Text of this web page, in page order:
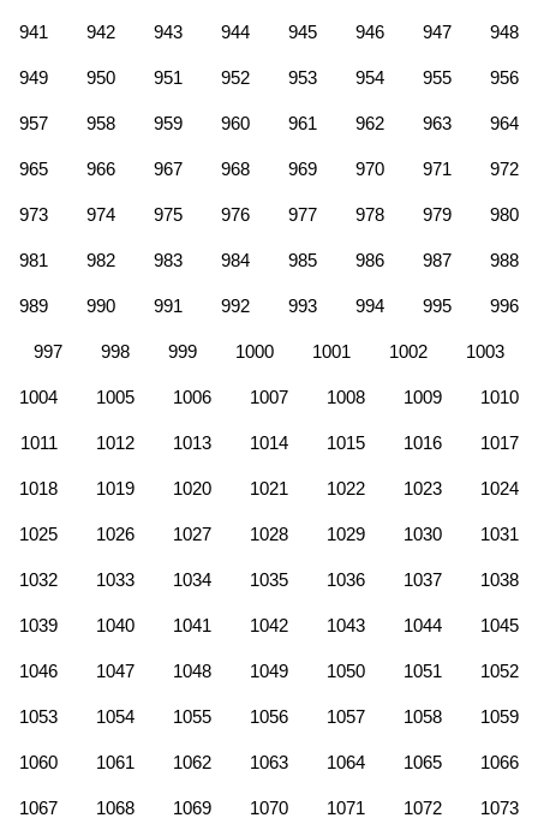
941 942 943 944 945 946 947 948
949 950 951 952 953 954 955 956
957 958 959 960 961 962 963 964
965 966 967 968 969 970 971 972
973 974 975 976 977 978 979 980
981 982 983 984 985 986 987 988
989 990 991 992 993 994 995 996
997 998 999 1000 1001 1002 1003
1004 1005 1006 1007 1008 1009 1010
1011 1012 1013 1014 1015 1016 1017
1018 1019 1020 1021 1022 1023 1024
1025 1026 1027 1028 1029 1030 1031
1032 1033 1034 1035 1036 1037 1038
1039 1040 1041 1042 1043 1044 1045
1046 1047 1048 1049 1050 1051 1052
1053 1054 1055 1056 1057 1058 1059
1060 1061 1062 1063 1064 1065 1066
1067 1068 1069 1070 1071 1072 1073